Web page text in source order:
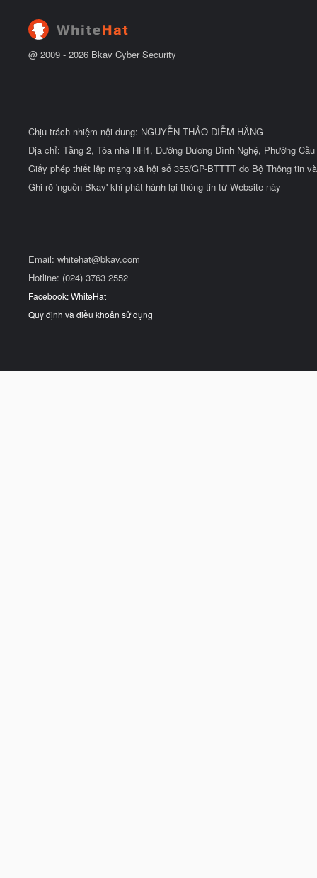
ầ
@ 2009 - 2026 Bkav Cyber Security
Chịu trách nhiệm nội dung: NGUYỄN THẢO DIỄM HẰNG
Địa chỉ: Tầng 2, Tòa nhà HH1, Đường Dương Đình Nghệ, Phường
Giấy phép thiết lập mạng xã hội số 355/GP-BTTTT do Bộ Thông tin
Ghi rõ 'nguồn Bkav' khi phát hành lại thông tin từ Website này
Email: whitehat@bkav.com
Hotline: (024) 3763 2552
Facebook: WhiteHat
Quy định và điều khoản sử dụng